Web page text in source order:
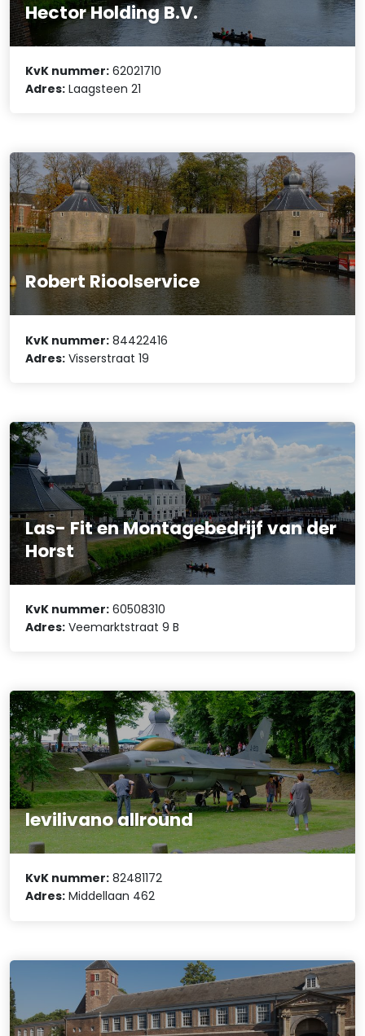
Hector Holding B.V.
KvK nummer: 62021710
Adres: Laagsteen 21
Robert Rioolservice
KvK nummer: 84422416
Adres: Visserstraat 19
Las- Fit en Montagebedrijf van der
Horst
KvK nummer: 60508310
Adres: Veemarktstraat 9 B
levilivano allround
KvK nummer: 82481172
Adres: Middellaan 462